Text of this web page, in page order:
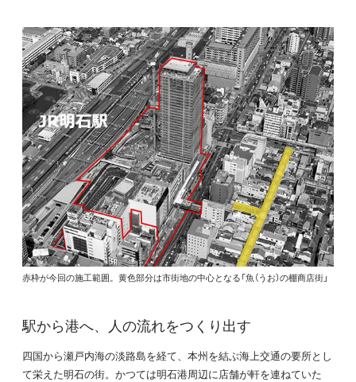
赤枠が今回の施工範囲。黄色部分は市街地の中心となる「魚（うお）の棚商店街」
駅から港へ、人の流れをつくり出す
四国から瀬戸内海の淡路島を経て、本州を結ぶ海上交通の要所とし
て栄えた明石の街。かつては明石港周辺に店舗が軒を連ねていた